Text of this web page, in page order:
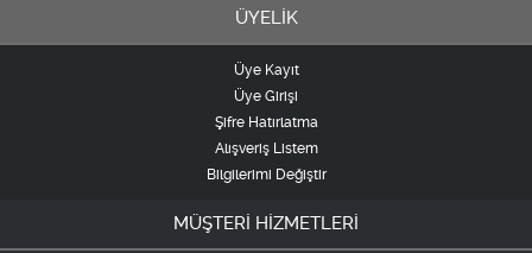
ÜYELİK
Üye Kayıt
Üye Girişi
Şifre Hatırlatma
Alışveriş Listem
Bilgilerimi Değiştir
MÜŞTERİ HİZMETLERİ